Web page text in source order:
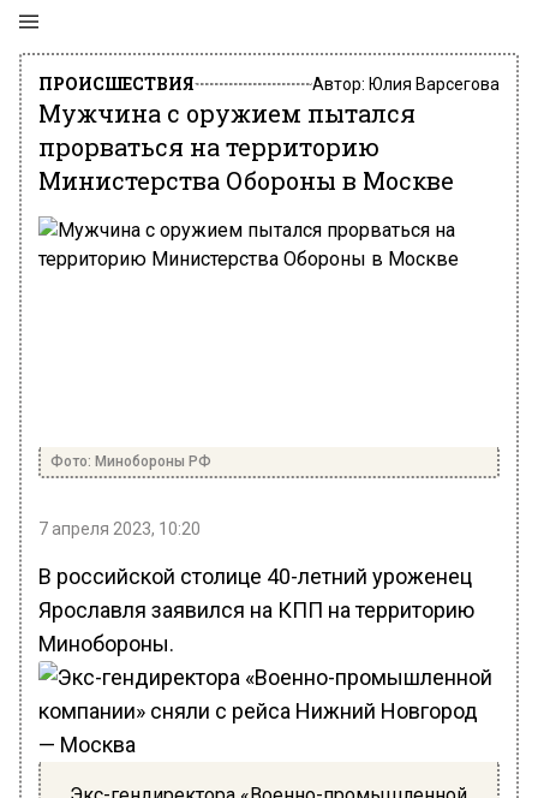
ПРОИСШЕСТВИЯ Автор: Юлия Варсегова
Мужчина с оружием пытался
прорваться на территорию
Министерства Обороны в Москве
Фото: Минобороны РФ
7 апреля 2023, 10:20
В российской столице 40-летний уроженец
Ярославля заявился на КПП на территорию
Минобороны.